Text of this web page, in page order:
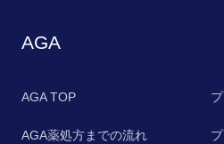
AGA
AGA TOP
AGA薬処方までの流れ